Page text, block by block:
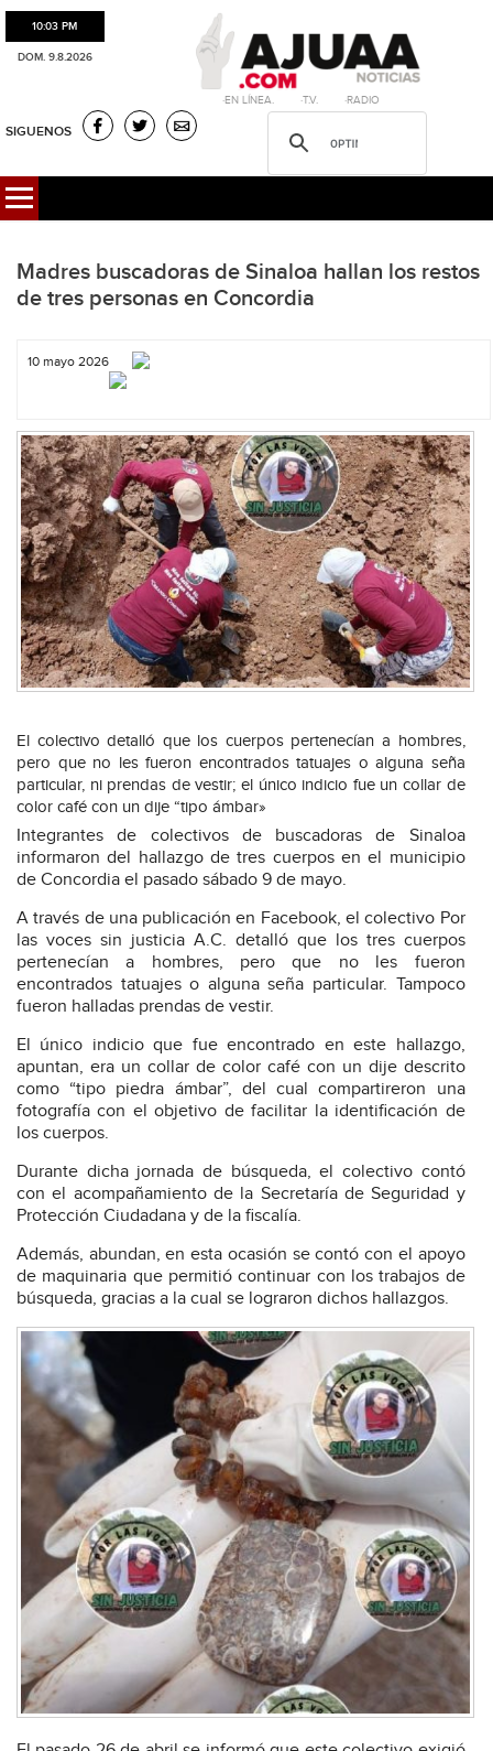
10:03 PM
DOM. 9.8.2026
·EN LÍNEA. ·T.V. ·RADIO
SIGUENOS
Madres buscadoras de Sinaloa hallan los restos
de tres personas en Concordia
10 mayo 2026
El colectivo detalló que los cuerpos pertenecían a hombres,
pero que no les fueron encontrados tatuajes o alguna seña
particular, ni prendas de vestir; el único indicio fue un collar de
color café con un dije “tipo ámbar»
Integrantes de colectivos de buscadoras de Sinaloa
informaron del hallazgo de tres cuerpos en el municipio
de Concordia el pasado sábado 9 de mayo.
A través de una publicación en Facebook, el colectivo Por
las voces sin justicia A.C. detalló que los tres cuerpos
pertenecían a hombres, pero que no les fueron
encontrados tatuajes o alguna seña particular. Tampoco
fueron halladas prendas de vestir.
El único indicio que fue encontrado en este hallazgo,
apuntan, era un collar de color café con un dije descrito
como “tipo piedra ámbar”, del cual compartireron una
fotografía con el objetivo de facilitar la identificación de
los cuerpos.
Durante dicha jornada de búsqueda, el colectivo contó
con el acompañamiento de la Secretaría de Seguridad y
Protección Ciudadana y de la fiscalía.
Además, abundan, en esta ocasión se contó con el apoyo
de maquinaria que permitió continuar con los trabajos de
búsqueda, gracias a la cual se lograron dichos hallazgos.